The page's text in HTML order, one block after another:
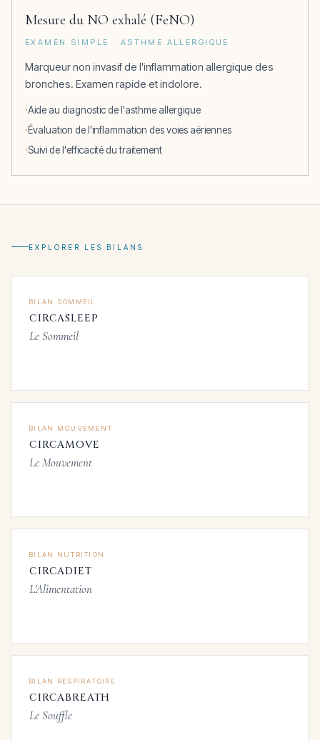
Mesure du NO exhalé (FeNO)
EXAMEN SIMPLE · ASTHME ALLERGIQUE
Marqueur non invasif de l'inflammation allergique des
bronches. Examen rapide et indolore.
Aide au diagnostic de l'asthme allergique
Évaluation de l'inflammation des voies aériennes
Suivi de l'efficacité du traitement
EXPLORER LES BILANS
BILAN SOMMEIL
CIRCASLEEP
Le Sommeil
BILAN MOUVEMENT
CIRCAMOVE
Le Mouvement
BILAN NUTRITION
CIRCADIET
L'Alimentation
BILAN RESPIRATOIRE
CIRCABREATH
Le Souffle